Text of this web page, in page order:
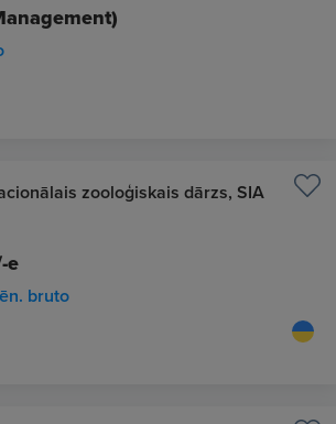
zooloģiskais dārzs, SIA
e
bruto